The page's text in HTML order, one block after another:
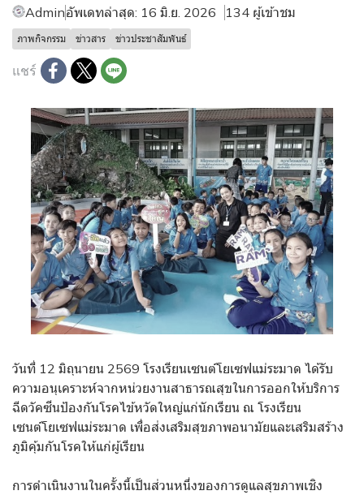
Adminอัพเดทล่าสุด: 16 มิ.ย. 2026 134 ผู้เข้าชม
ภาพกิจกรรม ข่าวสาร ข่าวประชาสัมพันธ์
แชร์
วันที่ 12 มิถุนายน 2569 โรงเรียนเซนต์โยเซฟแม่ระมาด ได้รับ
ความอนุเคราะห์จากหน่วยงานสาธารณสุขในการออกให้บริการ
ฉีดวัคซีนป้องกันโรคไข้หวัดใหญ่แก่นักเรียน ณ โรงเรียน
เซนต์โยเซฟแม่ระมาด เพื่อส่งเสริมสุขภาพอนามัยและเสริมสร้าง
ภูมิคุ้มกันโรคให้แก่ผู้เรียน
การดำเนินงานในครั้งนี้เป็นส่วนหนึ่งของการดูแลสุขภาพเชิง